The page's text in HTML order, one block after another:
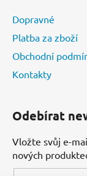
Dopravné
Platba za zboží
Obchodní
Kontakty
Odebírat
Vložte svůj e-
nových